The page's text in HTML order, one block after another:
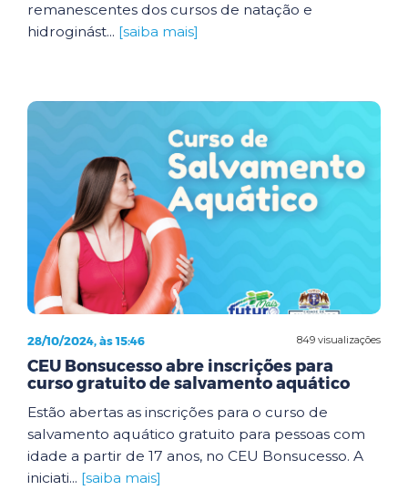
remanescentes dos cursos de natação e
hidroginást... [saiba mais]
849 visualizações
28/10/2024, às 15:46
CEU Bonsucesso abre inscrições para
curso gratuito de salvamento aquático
Estão abertas as inscrições para o curso de
salvamento aquático gratuito para pessoas com
idade a partir de 17 anos, no CEU Bonsucesso. A
iniciati... [saiba mais]